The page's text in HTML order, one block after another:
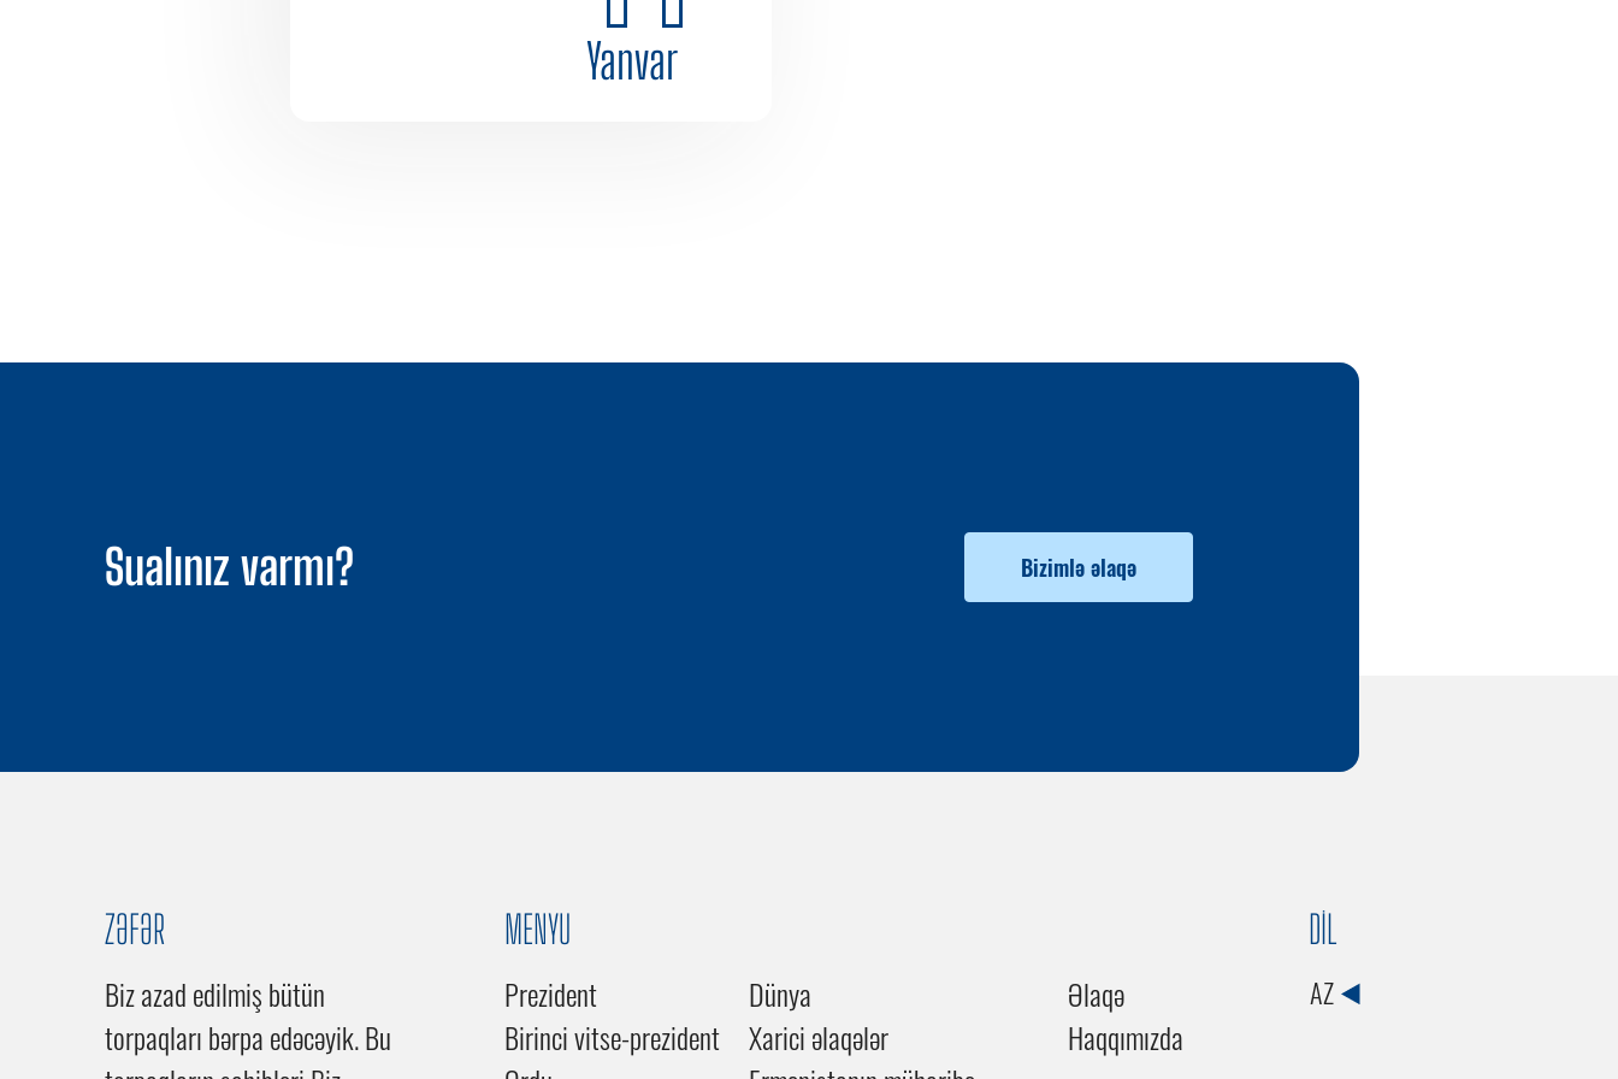
Yanvar
Sualınız varmı? Bizimlə əlaqə
ZƏFƏR
Biz azad edilmiş bütün
torpaqları bərpa edəcəyik. Bu
MENYU
Prezident
Birinci vitse-prezident
Dünya
Xarici əlaqələr
Əlaqə
Haqqımızda
DİL
AZ